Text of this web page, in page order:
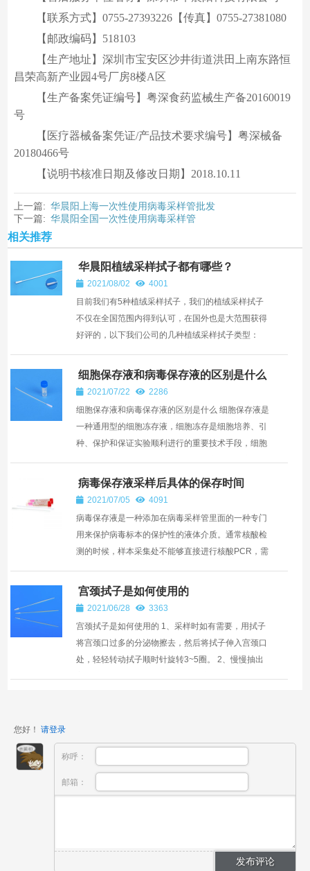
【联系方式】0755-27393226【传真】0755-27381080
【邮政编码】518103
【生产地址】深圳市宝安区沙井街道洪田上南东路恒
昌荣高新产业园4号厂房8楼A区
【生产备案凭证编号】粤深食药监械生产备20160019
号
【医疗器械备案凭证/产品技术要求编号】粤深械备
20180466号
【说明书核准日期及修改日期】2018.10.11
上一篇: 华晨阳上海一次性使用病毒采样管批发
下一篇: 华晨阳全国一次性使用病毒采样管
相关推荐
华晨阳植绒采样拭子都有哪些？
2021/08/02
4001
目前我们有5种植绒采样拭子，我们的植绒采样拭子
不仅在全国范围内得到认可，在国外也是大范围获得
好评的，以下我们公司的几种植绒采样拭子类型：
者咽喉内感染...
细胞保存液和病毒保存液的区别是什么
2021/07/22
2286
细胞保存液和病毒保存液的区别是什么 细胞保存液是
一种通用型的细胞冻存液，细胞冻存是细胞培养、引
种、保护和保证实验顺利进行的重要技术手段，细胞
以保存细...
病毒保存液采样后具体的保存时间
2021/07/05
4091
病毒保存液是一种添加在病毒采样管里面的一种专门
用来保护病毒标本的保护性的液体介质。通常核酸检
测的时候，样本采集处不能够直接进行核酸PCR，需
存液。病毒保存...
宫颈拭子是如何使用的
2021/06/28
3363
宫颈拭子是如何使用的 1、采样时如有需要，用拭子
将宫颈口过多的分泌物擦去，然后将拭子伸入宫颈口
处，轻轻转动拭子顺时针旋转3~5圈。 2、慢慢抽出
您好！ 请登录
称呼：
邮箱：